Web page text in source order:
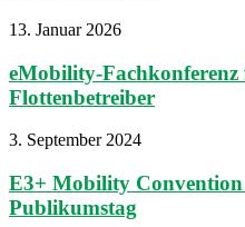
13. Januar 2026
eMobility-
Flottenbetreiber
3. September 2024
E3+ Mobility Convention
Publikumstag